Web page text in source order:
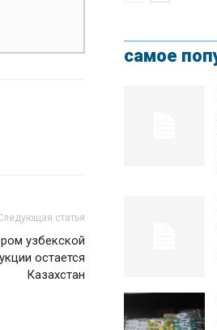
статья
узбекской
остается
Казахстан
самое